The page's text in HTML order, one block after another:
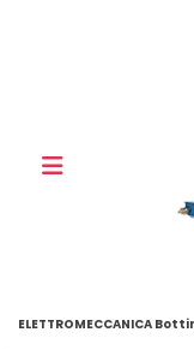
ELETTROMECCANICA